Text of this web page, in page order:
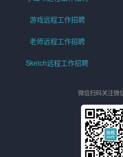
游戏远程工作招聘
老师远程工作招聘
Sketch远程工作招聘
微信扫码关注微